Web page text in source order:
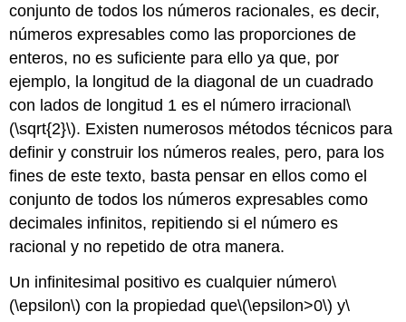
conjunto de todos los números racionales, es decir,
números expresables como las proporciones de
enteros, no es suficiente para ello ya que, por
ejemplo, la longitud de la diagonal de un cuadrado
con lados de longitud 1 es el número irracional\
(\sqrt{2}\). Existen numerosos métodos técnicos para
definir y construir los números reales, pero, para los
fines de este texto, basta pensar en ellos como el
conjunto de todos los números expresables como
decimales infinitos, repitiendo si el número es
racional y no repetido de otra manera.
Un infinitesimal positivo es cualquier número\
(\epsilon\) con la propiedad que\(\epsilon>0\) y\